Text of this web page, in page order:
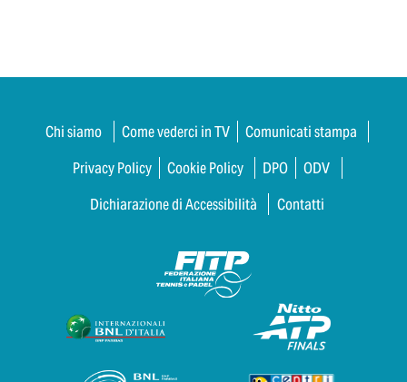
Chi siamo Come vederci in TV
Comunicati stampa
Privacy Policy
Cookie Policy DPO
ODV
Dichiarazione di Accessibilità
Contatti